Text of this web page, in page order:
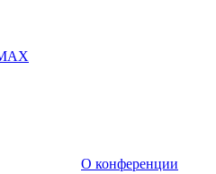
О конференции